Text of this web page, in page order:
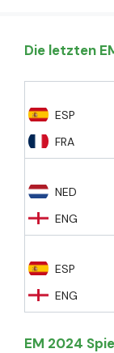
Die letzten
ESP
FRA
NED
ENG
ESP
ENG
EM 2024